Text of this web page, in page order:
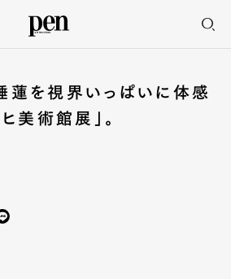
蓮を視界いっぱいに体感
美術館展」。